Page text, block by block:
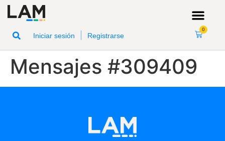
Iniciar sesión Registrarse
0
Mensajes #309409